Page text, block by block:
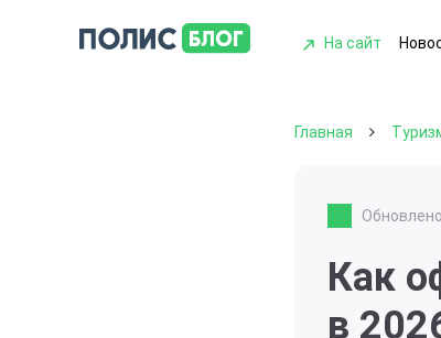
На сайт
Главная
Как
в